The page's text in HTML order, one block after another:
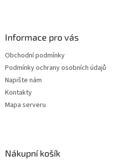
Informace pro vás
Obchodní podmínky
Podmínky ochrany osobních údajů
Napište nám
Kontakty
Mapa serveru
Nákupní košík